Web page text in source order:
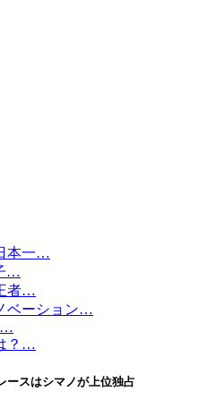
本一…
…
者…
ベーション…
？…
ースはシマノが上位独占